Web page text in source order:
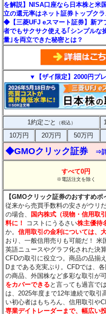
を解説】NISA口座なら日本株と米
立の還元率はネット証券トップクラ
◆【三菱UFJ eスマート証券】新ア
者でもサクサク使える｢シンプルな
量｣を両立できた秘密とは？
▼【ザイ限定】2000円プ
1約定ごと （税込）
10万円
20万円 50万円
◆GMOクリック証券 ⇒
すべて0円
※電話注文を除く
【GMOクリック証券のおすすめポ
従来から売買手数料の安さがウリ
の場合、
国内株式（現物・信用取
料に！
コストにうるさい株主優待
か。信用取引の金利については、
おり、一般信用売りも可能だ！
英語ニュースやグラフ化された決
CFDの取引に役立つ。商品の品揃
Dまである充実ぶり。CFDでは、
の商品、外国株など多彩な取引が可
をカバーできる と言っても過言で
は、2025年度まで12年連続で取引
い初心者はもちろん、信用取引や
専業デイトレーダーまで、幅広い